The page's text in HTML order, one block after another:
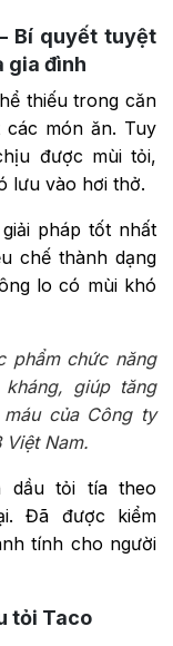
Bí quyết tuyệt
gia đình
thiếu trong căn
món ăn. Tuy
được mùi tỏi,
lưu vào hơi thở.
pháp tốt nhất
chế thành dạng
lo có mùi khó
phẩm chức năng
giúp tăng
của Công ty
Việt Nam.
dầu tỏi tía theo
Đã được kiểm
tính cho người
tỏi Taco